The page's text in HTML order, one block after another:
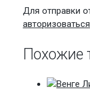
Для отправки
авторизоваться
Похожие